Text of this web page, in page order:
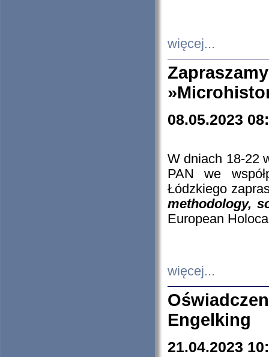
więcej...
08.05.2023
W dniach 18-22
PAN we
Łódzkiego
methodology,
European
więcej...
Engelking
21.04.2023